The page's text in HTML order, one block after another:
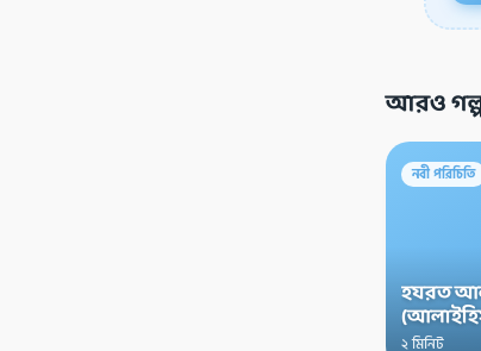
আরও
নবী পরিচিতি
হযরত
২ মিনিট